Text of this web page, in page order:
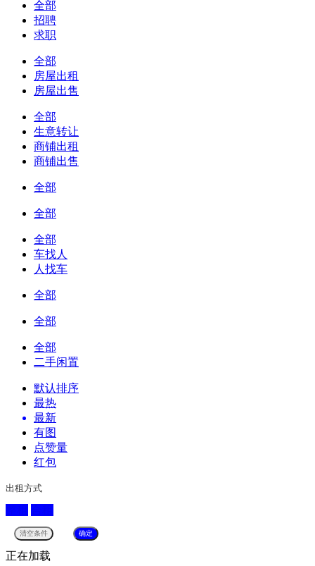
全部
招聘
求职
全部
房屋出租
房屋出售
全部
生意转让
商铺出租
商铺出售
全部
全部
全部
车找人
人找车
全部
全部
全部
二手闲置
默认排序
最热
最新
有图
点赞量
红包
出租方式
正在加载